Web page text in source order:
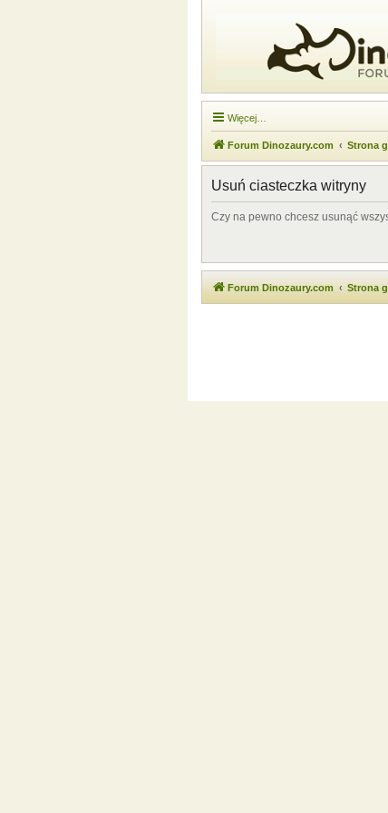
Więcej…
Forum Dinozaury.com Strona
Usuń ciasteczka witryny
Czy na pewno chcesz usunąć
Forum Dinozaury.com Strona